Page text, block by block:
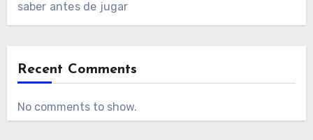
saber antes de jugar
Recent Comments
No comments to show.